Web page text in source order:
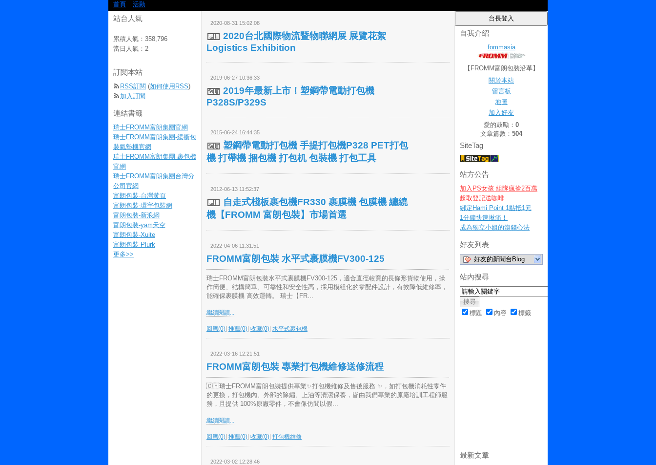
首頁 活動
2020-08-31 15:02:08
2020台北國際物流暨物聯網展 展覽花絮
Logistics Exhibition
2019-06-27 10:36:33
2019年最新上市！塑鋼帶電動打包機
P328S/P329S
2015-06-24 16:44:35
塑鋼帶電動打包機 手提打包機P328 PET打包
機 打帶機 捆包機 打包机 包裝機 打包工具
2012-06-13 11:52:37
自走式棧板裹包機FR330 裹膜機 包膜機 纏繞
機【FROMM 富朗包裝】市場首選
2022-04-06 11:31:51
FROMM富朗包裝 水平式裹膜機FV300-125
瑞士FROMM富朗包裝水平式裹膜機FV300-125，適合直徑較寬的長條形貨物使用，操
作簡便、結構簡單、可靠性和安全性高，採用模組化的零配件設計，有效降低維修率，
能確保裹膜機 高效運轉。 瑞士【FR...
繼續閱讀...
回應(0) 推薦(0) 收藏(0) 水平式裹包機
2022-03-16 12:21:51
FROMM富朗包裝 專業打包機維修送修流程
🇨🇭瑞士FROMM富朗包裝提供專業✨打包機維修及售後服務 ✨，如打包機消耗性零件
的更換，打包機內、外部的除鏽、上油等清潔保養，皆由我們專業的原廠培訓工程師服
務，且提供 100%原廠零件，不會像仿間以假...
繼續閱讀...
回應(0) 推薦(0) 收藏(0) 打包機維修
2022-03-02 12:28:46
自我介紹
fommasia
【FROMM富朗包裝沿革】
關於本站
留言板
地圖
加入好友
愛的鼓勵： 0
文章篇數： 504
SiteTag
站方公告
加入PS女孩 組隊瘋搶2百萬
超取登記送咖啡
綁定Hami Point 1點抵1元
1分鐘快速揪痛！
成為獨立小姐的滾錢心法
好友列表
好友的新聞台Blog
站內搜尋
標題 內容 標籤
最新文章
站台人氣
累積人氣： 358,796
當日人氣： 2
訂閱本站
RSS訂閱 (如何使用RSS)
加入訂閱
連結書籤
瑞士FROMM富朗集團官網
瑞士FROMM富朗集團-緩衝包
裝氣墊機官網
瑞士FROMM富朗集團-裹包機
官網
瑞士FROMM富朗集團台灣分
公司官網
富朗包裝-台灣黃頁
富朗包裝-環宇包裝網
富朗包裝-新浪網
富朗包裝-yam天空
富朗包裝-Xuite
富朗包裝-Plurk
更多>>